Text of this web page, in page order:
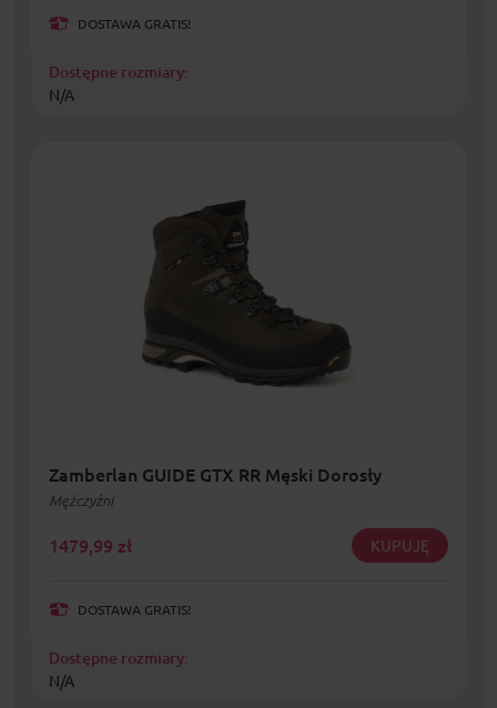
DOSTAWA GRATIS!
Dostępne rozmiary:
N/A
Zamberlan GUIDE GTX RR Męski Dorosły
Mężczyźni
1479,99 zł KUPUJĘ
DOSTAWA GRATIS!
Dostępne rozmiary:
N/A